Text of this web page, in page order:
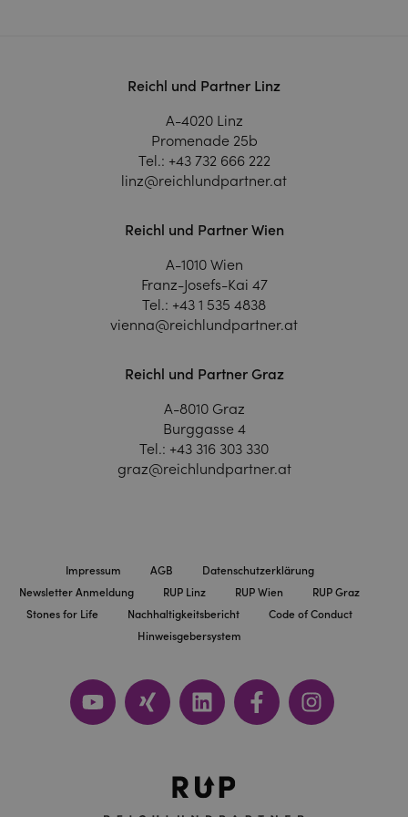
Reichl und Partner Linz
A-4020 Linz
Promenade 25b
Tel.: +43 732 666 222
linz@reichlundpartner.at
Reichl und Partner Wien
A-1010 Wien
Franz-Josefs-Kai 47
Tel.: +43 1 535 4838
vienna@reichlundpartner.at
Reichl und Partner Graz
A-8010 Graz
Burggasse 4
Tel.: +43 316 303 330
graz@reichlundpartner.at
Impressum AGB
Datenschutzerklärung
Newsletter Anmeldung
RUP Linz RUP Wien
RUP Graz
Stones for Life
Nachhaltigkeitsbericht
Code of Conduct
Hinweisgebersystem